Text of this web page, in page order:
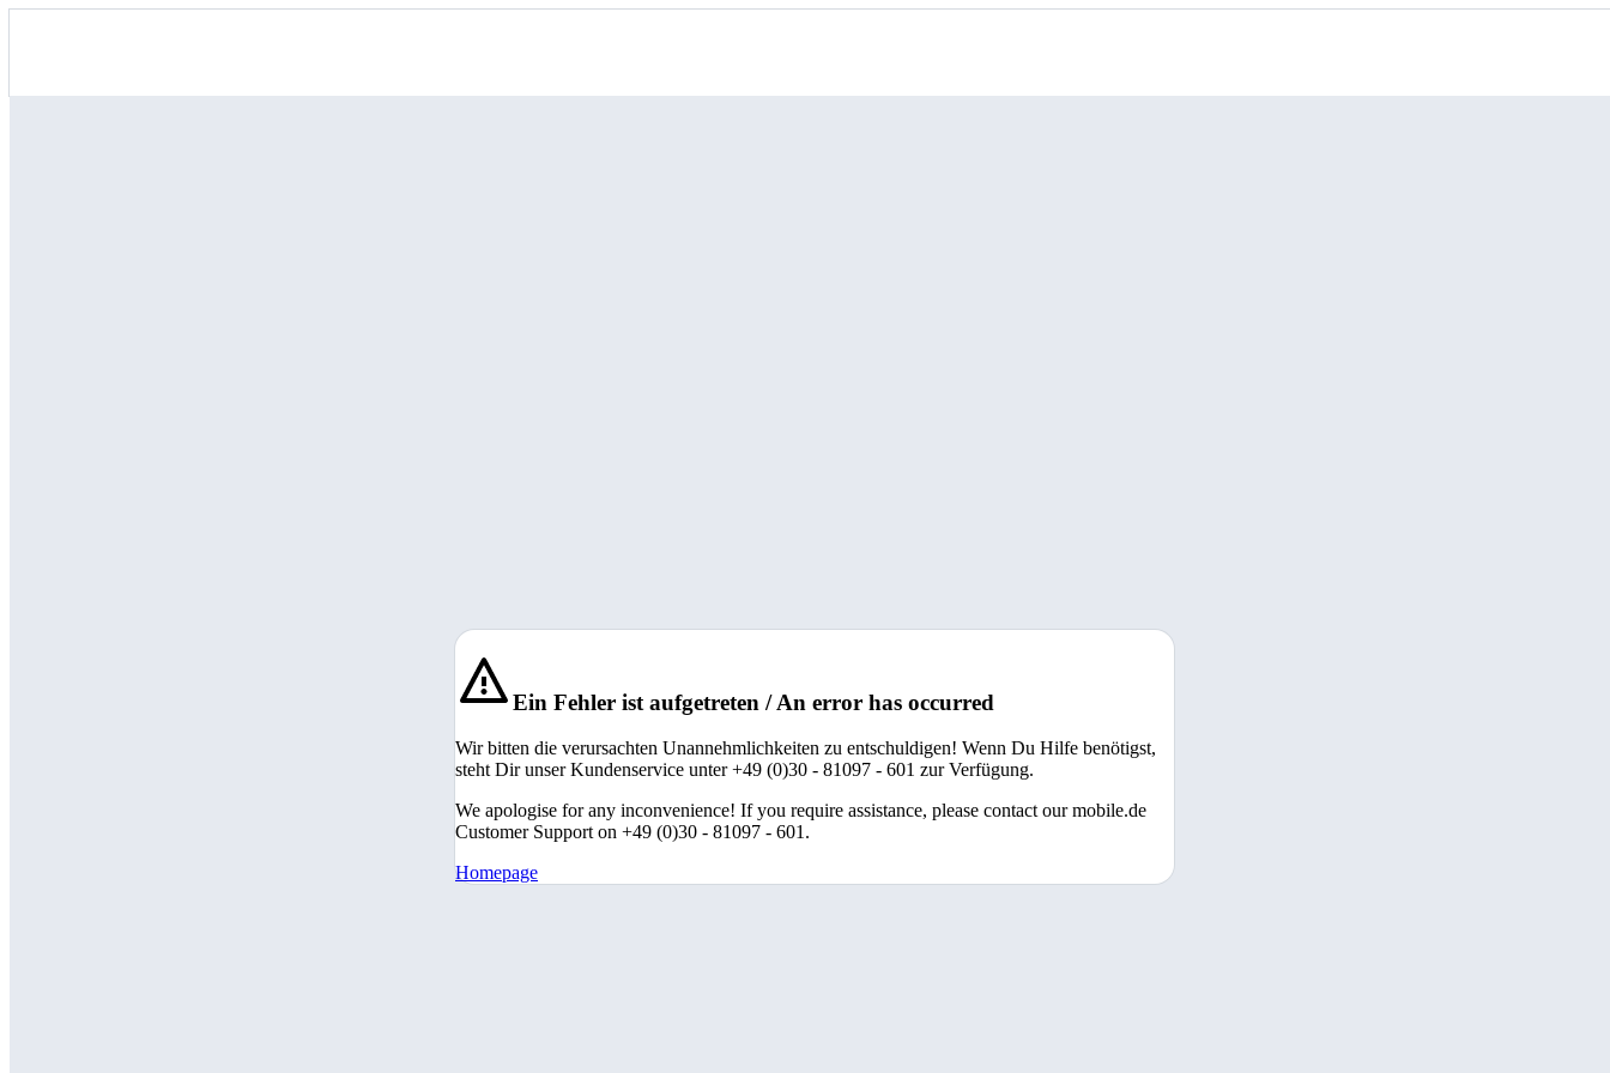
Ein Fehler ist aufgetreten / An error has occurred
Wir bitten die verursachten Unannehmlichkeiten zu entschuldigen! Wenn Du Hilfe benötigst,
steht Dir unser Kundenservice unter +49 (0)30 - 81097 - 601 zur Verfügung.
We apologise for any inconvenience! If you require assistance, please contact our mobile.de
Customer Support on +49 (0)30 - 81097 - 601.
Homepage